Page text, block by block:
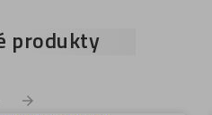
produkty
